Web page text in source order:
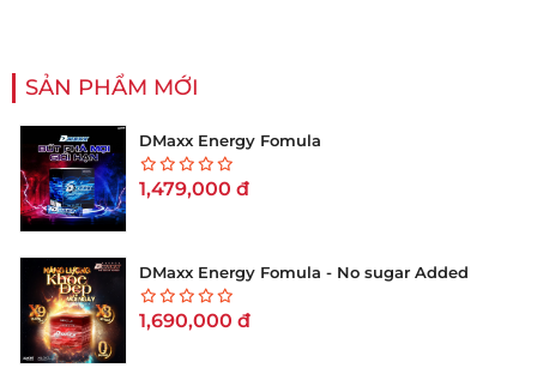
SẢN PHẨM MỚI
DMaxx Energy Fomula
1,479,000 đ
DMaxx Energy Fomula - No sugar Added
1,690,000 đ